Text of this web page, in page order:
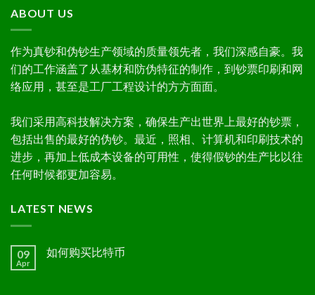
ABOUT US
作为真钞和伪钞生产领域的质量领先者，我们深感自豪。我
们的工作涵盖了从基材和防伪特征的制作，到钞票印刷和网
络应用，甚至是工厂工程设计的方方面面。
我们采用高科技解决方案，确保生产出世界上最好的钞票，
包括出售的最好的伪钞。最近，照相、计算机和印刷技术的
进步，再加上低成本设备的可用性，使得假钞的生产比以往
任何时候都更加容易。
LATEST NEWS
09
Apr
如何购买比特币